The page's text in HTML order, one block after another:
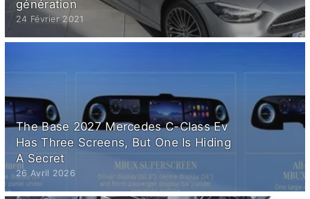
génération
24 Février 2021
The Base 2027 Mercedes C-Class Ev
Has Three Screens, But One Is Hiding
A Secret
26 Avril 2026